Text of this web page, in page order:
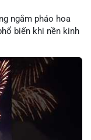
ngắm pháo hoa
biến khi nền kinh
Trong bối cảnh
hoạt động giải trí
khả năng chi
hưởng đến tỷ lệ
tiêu dùng chuyển